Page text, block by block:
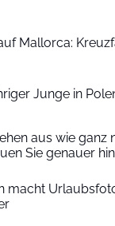
Mallorca:
Junge in
aus wie
Sie genauer hin
macht